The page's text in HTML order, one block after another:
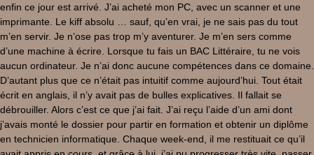
enfin ce jour est arrivé. J’ai acheté mon PC, avec un scanner et une
imprimante. Le kiff absolu … sauf, qu’en vrai, je ne sais pas du tout
m’en servir. Je n’ose pas trop m’y aventurer. Je m’en sers comme
d’une machine à écrire. Lorsque tu fais un BAC Littéraire, tu ne vois
aucun ordinateur. Je n’ai donc aucune compétences dans ce domaine.
D’autant plus que ce n’était pas intuitif comme aujourd’hui. Tout était
écrit en anglais, il n’y avait pas de bulles explicatives. Il fallait se
débrouiller. Alors c’est ce que j’ai fait. J’ai reçu l’aide d’un ami dont
j’avais monté le dossier pour partir en formation et obtenir un diplôme
en technicien informatique. Chaque week-end, il me restituait ce qu’il